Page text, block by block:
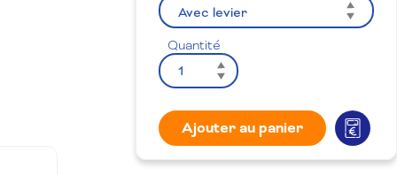
Quantité
Ajouter au panier